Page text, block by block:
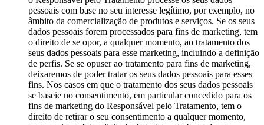
pessoais com base no seu interesse legítimo, por exemplo, no
âmbito da comercialização de produtos e serviços. Se os seus
dados pessoais forem processados para fins de marketing, tem
o direito de se opor, a qualquer momento, ao tratamento dos
seus dados pessoais para esse marketing, incluindo a definição
de perfis. Se se opuser ao tratamento para fins de marketing,
deixaremos de poder tratar os seus dados pessoais para esses
fins. Nos casos em que o tratamento dos seus dados pessoais
se baseie no consentimento, em particular concedido para os
fins de marketing do Responsável pelo Tratamento, tem o
direito de retirar o seu consentimento a qualquer momento,